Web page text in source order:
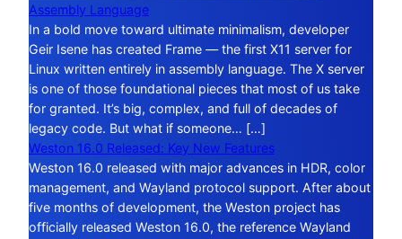
Assembly Language
In a bold move toward ultimate minimalism, developer
Geir Isene has created Frame — the first X11 server for
Linux written entirely in assembly language. The X server
is one of those foundational pieces that most of us take
for granted. It’s big, complex, and full of decades of
legacy code. But what if someone… […]
Weston 16.0 Released: Key New Features
Weston 16.0 released with major advances in HDR, color
management, and Wayland protocol support. After about
five months of development, the Weston project has
officially released Weston 16.0, the reference Wayland